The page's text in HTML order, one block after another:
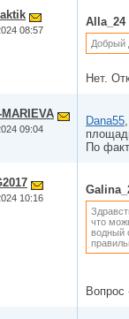
08:57
Alla_24
Добрый
Нет.
09:04
Dana55
По
10:16
что
водный
Вопрос